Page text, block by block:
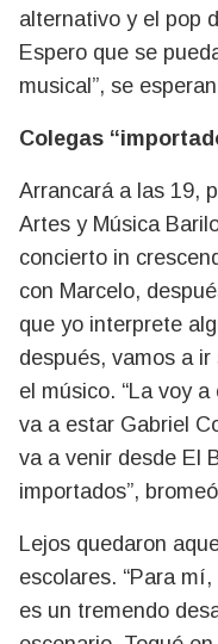
alternativo y el pop
Espero que se
musical”, se
Colegas
Arrancará a las 19,
Artes y Música
concierto in
con Marcelo,
que yo interprete
después, vamos a
el músico. “La voy
va a estar Gabriel
va a venir desde El
importados”,
Lejos quedaron
escolares. “Para
es un tremendo